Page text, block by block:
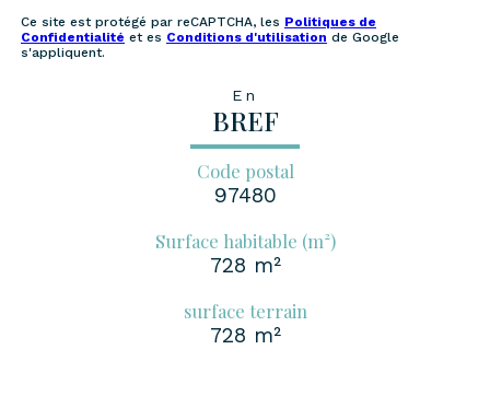
Ce site est protégé par reCAPTCHA, les Politiques de
Confidentialité et es Conditions d'utilisation de Google
s'appliquent.
En
BREF
Code postal
97480
Surface habitable (m²)
728 m²
surface terrain
728 m²